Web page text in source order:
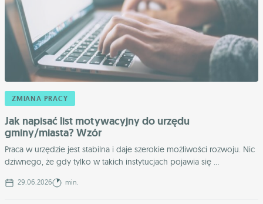
ZMIANA PRACY
Jak napisać list motywacyjny do urzędu
gminy/miasta? Wzór
Praca w urzędzie jest stabilna i daje szerokie możliwości rozwoju. Nic
dziwnego, że gdy tylko w takich instytucjach pojawia się ...
29.06.2026 min.